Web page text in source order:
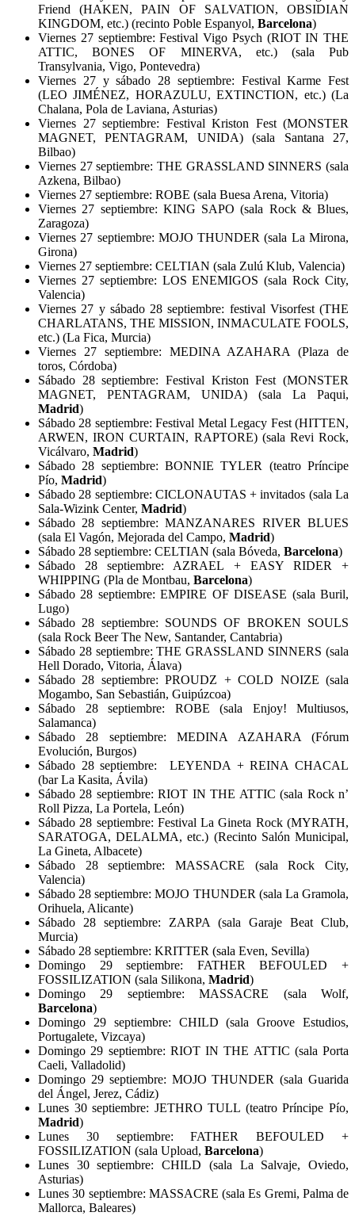
Friend (HAKEN, PAIN OF SALVATION, OBSIDIAN
KINGDOM, etc.) (recinto Poble Espanyol, Barcelona)
Viernes 27 septiembre: Festival Vigo Psych (RIOT IN THE
ATTIC, BONES OF MINERVA, etc.) (sala Pub
Transylvania, Vigo, Pontevedra)
Viernes 27 y sábado 28 septiembre: Festival Karme Fest
(LEO JIMÉNEZ, HORAZULU, EXTINCTION, etc.) (La
Chalana, Pola de Laviana, Asturias)
Viernes 27 septiembre: Festival Kriston Fest (MONSTER
MAGNET, PENTAGRAM, UNIDA) (sala Santana 27,
Bilbao)
Viernes 27 septiembre: THE GRASSLAND SINNERS (sala
Azkena, Bilbao)
Viernes 27 septiembre: ROBE (sala Buesa Arena, Vitoria)
Viernes 27 septiembre: KING SAPO (sala Rock & Blues,
Zaragoza)
Viernes 27 septiembre: MOJO THUNDER (sala La Mirona,
Girona)
Viernes 27 septiembre: CELTIAN (sala Zulú Klub, Valencia)
Viernes 27 septiembre: LOS ENEMIGOS (sala Rock City,
Valencia)
Viernes 27 y sábado 28 septiembre: festival Visorfest (THE
CHARLATANS, THE MISSION, INMACULATE FOOLS,
etc.) (La Fica, Murcia)
Viernes 27 septiembre: MEDINA AZAHARA (Plaza de
toros, Córdoba)
Sábado 28 septiembre: Festival Kriston Fest (MONSTER
MAGNET, PENTAGRAM, UNIDA) (sala La Paqui,
Madrid)
Sábado 28 septiembre: Festival Metal Legacy Fest (HITTEN,
ARWEN, IRON CURTAIN, RAPTORE) (sala Revi Rock,
Vicálvaro, Madrid)
Sábado 28 septiembre: BONNIE TYLER (teatro Príncipe
Pío, Madrid)
Sábado 28 septiembre: CICLONAUTAS + invitados (sala La
Sala-Wizink Center, Madrid)
Sábado 28 septiembre: MANZANARES RIVER BLUES
(sala El Vagón, Mejorada del Campo, Madrid)
Sábado 28 septiembre: CELTIAN (sala Bóveda, Barcelona)
Sábado 28 septiembre: AZRAEL + EASY RIDER +
WHIPPING (Pla de Montbau, Barcelona)
Sábado 28 septiembre: EMPIRE OF DISEASE (sala Buril,
Lugo)
Sábado 28 septiembre: SOUNDS OF BROKEN SOULS
(sala Rock Beer The New, Santander, Cantabria)
Sábado 28 septiembre: THE GRASSLAND SINNERS (sala
Hell Dorado, Vitoria, Álava)
Sábado 28 septiembre: PROUDZ + COLD NOIZE (sala
Mogambo, San Sebastián, Guipúzcoa)
Sábado 28 septiembre: ROBE (sala Enjoy! Multiusos,
Salamanca)
Sábado 28 septiembre: MEDINA AZAHARA (Fórum
Evolución, Burgos)
Sábado 28 septiembre:
LEYENDA + REINA CHACAL
(bar La Kasita, Ávila)
Sábado 28 septiembre: RIOT IN THE ATTIC (sala Rock n’
Roll Pizza, La Portela, León)
Sábado 28 septiembre: Festival La Gineta Rock (MYRATH,
SARATOGA, DELALMA, etc.) (Recinto Salón Municipal,
La Gineta, Albacete)
Sábado 28 septiembre: MASSACRE (sala Rock City,
Valencia)
Sábado 28 septiembre: MOJO THUNDER (sala La Gramola,
Orihuela, Alicante)
Sábado 28 septiembre: ZARPA (sala Garaje Beat Club,
Murcia)
Sábado 28 septiembre: KRITTER (sala Even, Sevilla)
Domingo 29 septiembre: FATHER BEFOULED +
FOSSILIZATION (sala Silikona, Madrid)
Domingo 29 septiembre: MASSACRE (sala Wolf,
Barcelona)
Domingo 29 septiembre: CHILD (sala Groove Estudios,
Portugalete, Vizcaya)
Domingo 29 septiembre: RIOT IN THE ATTIC (sala Porta
Caeli, Valladolid)
Domingo 29 septiembre: MOJO THUNDER (sala Guarida
del Ángel, Jerez, Cádiz)
Lunes 30 septiembre: JETHRO TULL (teatro Príncipe Pío,
Madrid)
Lunes 30 septiembre: FATHER BEFOULED +
FOSSILIZATION (sala Upload, Barcelona)
Lunes 30 septiembre: CHILD (sala La Salvaje, Oviedo,
Asturias)
Lunes 30 septiembre: MASSACRE (sala Es Gremi, Palma de
Mallorca, Baleares)